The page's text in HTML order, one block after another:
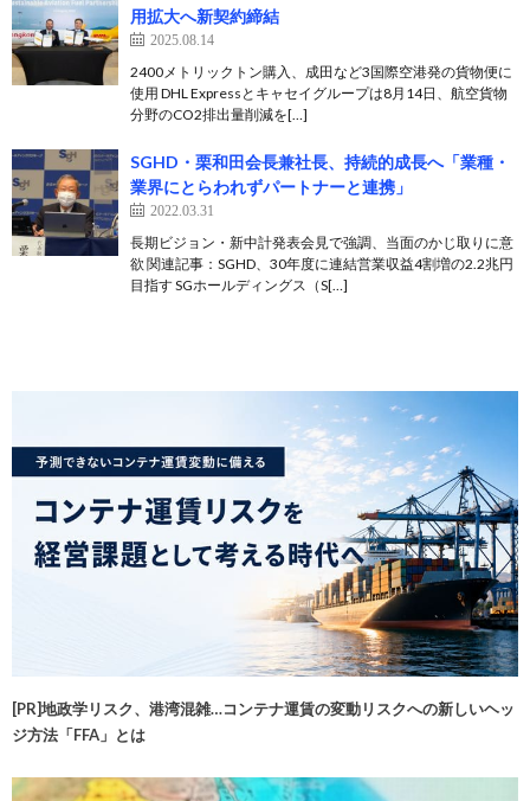
用拡大へ新契約締結
2025.08.14
2400メトリックトン購入、成田など3国際空港発の貨物便に
使用 DHL Expressとキャセイグループは8月14日、航空貨物
分野のCO2排出量削減を[…]
SGHD・栗和田会長兼社長、持続的成長へ「業種・
業界にとらわれずパートナーと連携」
2022.03.31
長期ビジョン・新中計発表会見で強調、当面のかじ取りに意
欲 関連記事：SGHD、30年度に連結営業収益4割増の2.2兆円
目指す SGホールディングス（S[…]
[PR]地政学リスク、港湾混雑…コンテナ運賃の変動リスクへの新しいヘッ
ジ方法「FFA」とは